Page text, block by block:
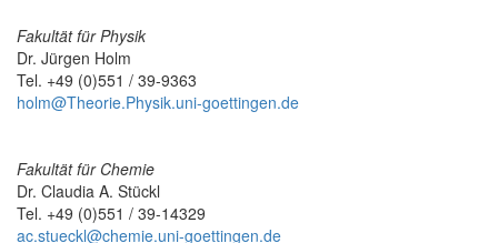
Fakultät für Physik
Dr. Jürgen Holm
Tel. +49 (0)551 / 39-9363
holm@Theorie.Physik.uni-goettingen.de
Fakultät für Chemie
Dr. Claudia A. Stückl
Tel. +49 (0)551 / 39-14329
ac.stueckl@chemie.uni-goettingen.de